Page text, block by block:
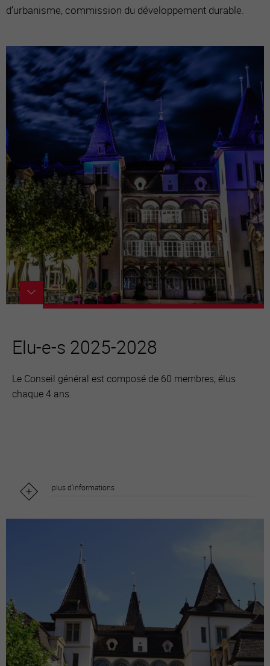
d’urbanisme, commission du développement durable.
Elu-e-s 2025-2028
Le Conseil général est composé de 60 membres, élus
chaque 4 ans.
plus d'informations